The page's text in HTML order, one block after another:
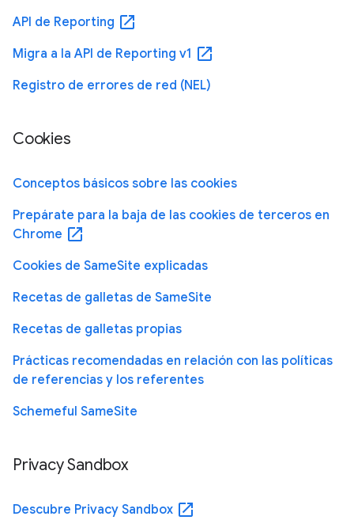
API de Reporting open_in_new
Migra a la API de Reporting v1 open_in_new
Registro de errores de red (NEL)
Cookies
Conceptos básicos sobre las cookies
Prepárate para la baja de las cookies de terceros en
Chrome open_in_new
Cookies de SameSite explicadas
Recetas de galletas de SameSite
Recetas de galletas propias
Prácticas recomendadas en relación con las políticas
de referencias y los referentes
Schemeful SameSite
Privacy Sandbox
Descubre Privacy Sandbox open_in_new